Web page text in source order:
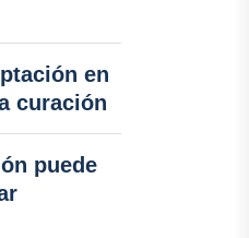
en
curación
puede